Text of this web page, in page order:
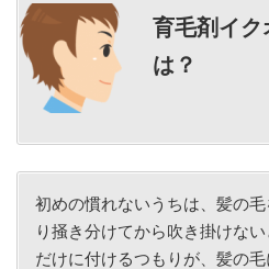
育毛剤イク
は？
初めの慣れないうちは、髪の
り掻き分けてから吹き掛けな
だけに付けるつもりが、髪の